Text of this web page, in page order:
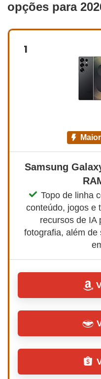
opções para
1
Samsung
Topo de linha
conteúdo, jogos e
recursos de IA
fotografia, além de